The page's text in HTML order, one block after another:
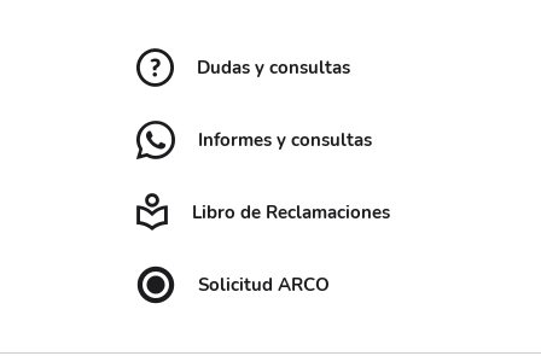
Dudas y consultas
Informes y consultas
Libro de Reclamaciones
Solicitud ARCO